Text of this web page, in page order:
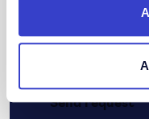
Deze site wordt
toepassing.